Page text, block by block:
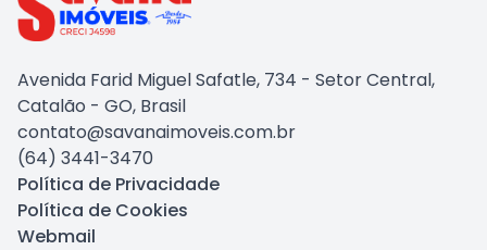
Avenida Farid Miguel Safatle, 734 - Setor Central,
Catalão - GO, Brasil
contato@savanaimoveis.com.br
(64) 3441-3470
Política de Privacidade
Política de Cookies
Webmail